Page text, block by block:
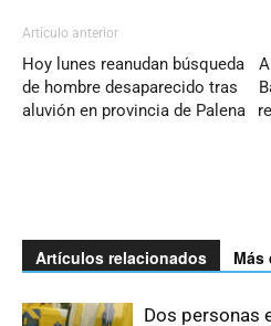
Artículo anterior
Hoy lunes reanudan búsqueda
de hombre desaparecido tras
aluvión en provincia de Palena
Artículos relacionados Más
Dos personas